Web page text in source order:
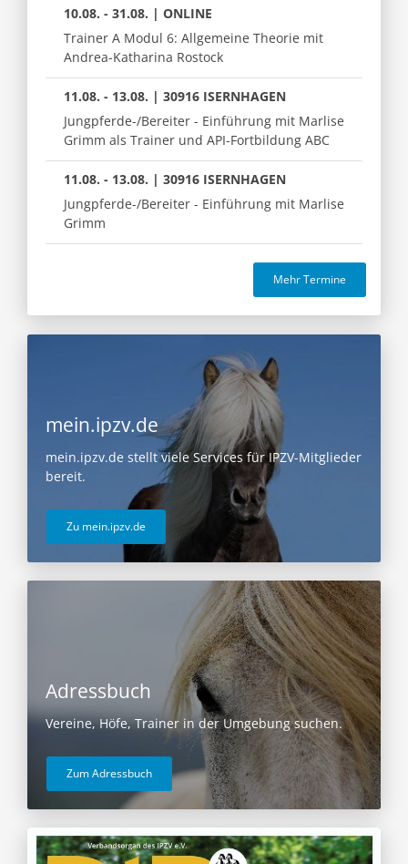
10.08. - 31.08. | ONLINE
Trainer A Modul 6: Allgemeine Theorie mit
Andrea-Katharina Rostock
11.08. - 13.08. | 30916 ISERNHAGEN
Jungpferde-/Bereiter - Einführung mit Marlise
Grimm als Trainer und API-Fortbildung ABC
11.08. - 13.08. | 30916 ISERNHAGEN
Jungpferde-/Bereiter - Einführung mit Marlise
Grimm
Mehr Termine
mein.ipzv.de
mein.ipzv.de stellt viele Services für IPZV-Mitglieder
bereit.
Zu mein.ipzv.de
Adressbuch
Vereine, Höfe, Trainer in der Umgebung suchen.
Zum Adressbuch